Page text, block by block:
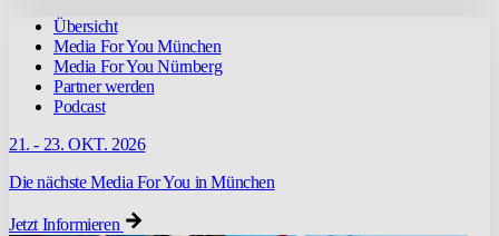
Übersicht
Media For You München
Media For You Nürnberg
Partner werden
Podcast
21. - 23. OKT. 2026
Die nächste Media For You in München
Jetzt Informieren